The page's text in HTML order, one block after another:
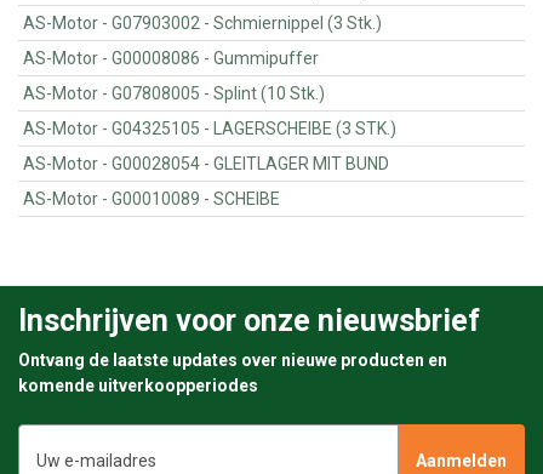
AS-Motor - G07903002 - Schmiernippel (3 Stk.)
AS-Motor - G00008086 - Gummipuffer
AS-Motor - G07808005 - Splint (10 Stk.)
AS-Motor - G04325105 - LAGERSCHEIBE (3 STK.)
AS-Motor - G00028054 - GLEITLAGER MIT BUND
AS-Motor - G00010089 - SCHEIBE
Inschrijven voor onze nieuwsbrief
Ontvang de laatste updates over nieuwe producten en
komende uitverkoopperiodes
mailadres